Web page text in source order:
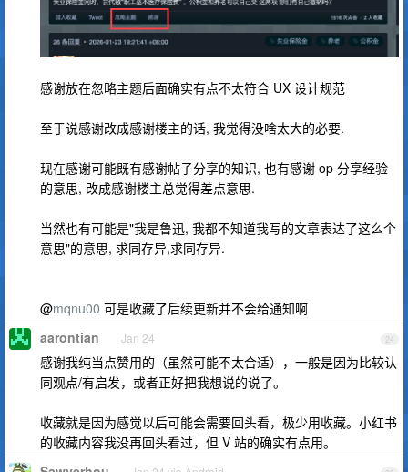
感谢放在忽略主题后面确实有点不太符合 UX 设计规范
至于说感谢改成感谢楼主的话, 我觉得没啥太大的必要.
现在感谢可能既有感谢帖子分享的知识, 也有感谢 op 分享经验
的意思, 改成感谢楼主总觉得差点意思.
当然也有可能是"我是鲁迅, 我都不知道我写的文章表达了这么个
意思"的意思, 求同存异,求同存异.
@mqnu00 可是收藏了后续更新并不会给通知啊
24
aarontian Jan 24
感谢我纯当点赞用的（虽然可能不太合适），一般是因为比较认
同观点/有启发，或者正好把我想说的说了。
收藏就是因为感觉以后可能会需要回头看，极少用收藏。小红书
的收藏内容我没再回头看过，但 V 站的确实有点用。